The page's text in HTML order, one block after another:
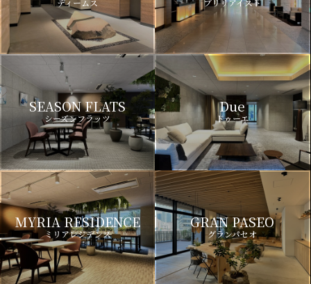
SEASON FLATS
シーズンフラッツ
Due
ドゥーエ
MYRIA RESIDENCE
ミリアレジデンス
GRAN PASEO
グランパセオ